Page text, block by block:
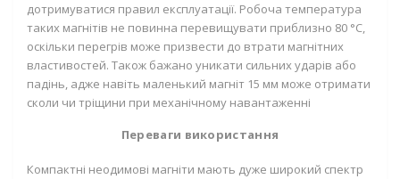
дотримуватися правил експлуатації. Робоча температура
таких магнітів не повинна перевищувати приблизно 80 °C,
оскільки перегрів може призвести до втрати магнітних
властивостей. Також бажано уникати сильних ударів або
падінь, адже навіть маленький магніт 15 мм може отримати
сколи чи тріщини при механічному навантаженні
Переваги використання
Компактні неодимові магніти мають дуже широкий спектр